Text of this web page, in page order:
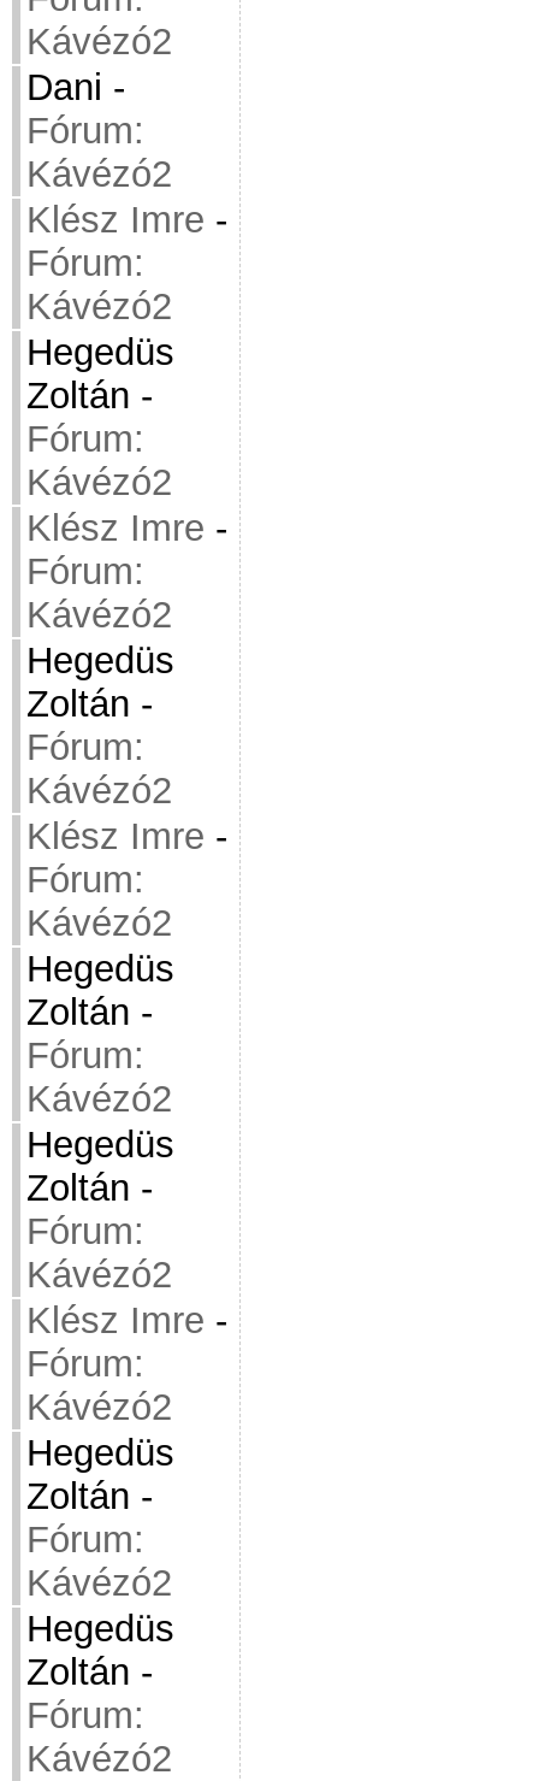
Kávézó2
Dani -
Fórum:
Kávézó2
Klész Imre -
Fórum:
Kávézó2
Hegedüs
Zoltán -
Fórum:
Kávézó2
Klész Imre -
Fórum:
Kávézó2
Hegedüs
Zoltán -
Fórum:
Kávézó2
Klész Imre -
Fórum:
Kávézó2
Hegedüs
Zoltán -
Fórum:
Kávézó2
Hegedüs
Zoltán -
Fórum:
Kávézó2
Klész Imre -
Fórum:
Kávézó2
Hegedüs
Zoltán -
Fórum:
Kávézó2
Hegedüs
Zoltán -
Fórum:
Kávézó2